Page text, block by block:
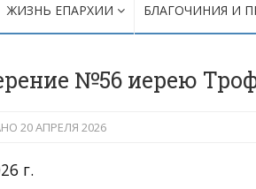
ЖИЗНЬ ЕПАРХИИ БЛАГОЧИНИЯ И
№56 иерею
20 АПРЕЛЯ 2026
г.